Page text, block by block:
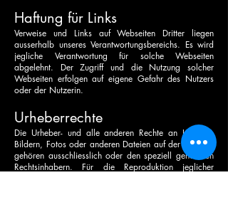
Haftung für Links
Verweise und Links auf Webseiten Dritter liegen
ausserhalb unseres Verantwortungsbereichs. Es wird
jegliche Verantwortung für solche Webseiten
abgelehnt. Der Zugriff und die Nutzung solcher
Webseiten erfolgen auf eigene Gefahr des Nutzers
oder der Nutzerin.
Urheberrechte
Die Urheber- und alle anderen Rechte an Inhalten,
Bildern, Fotos oder anderen Dateien auf der Website
gehören ausschliesslich oder den speziell genannten
Rechtsinhabern. Für die Reproduktion jeglicher